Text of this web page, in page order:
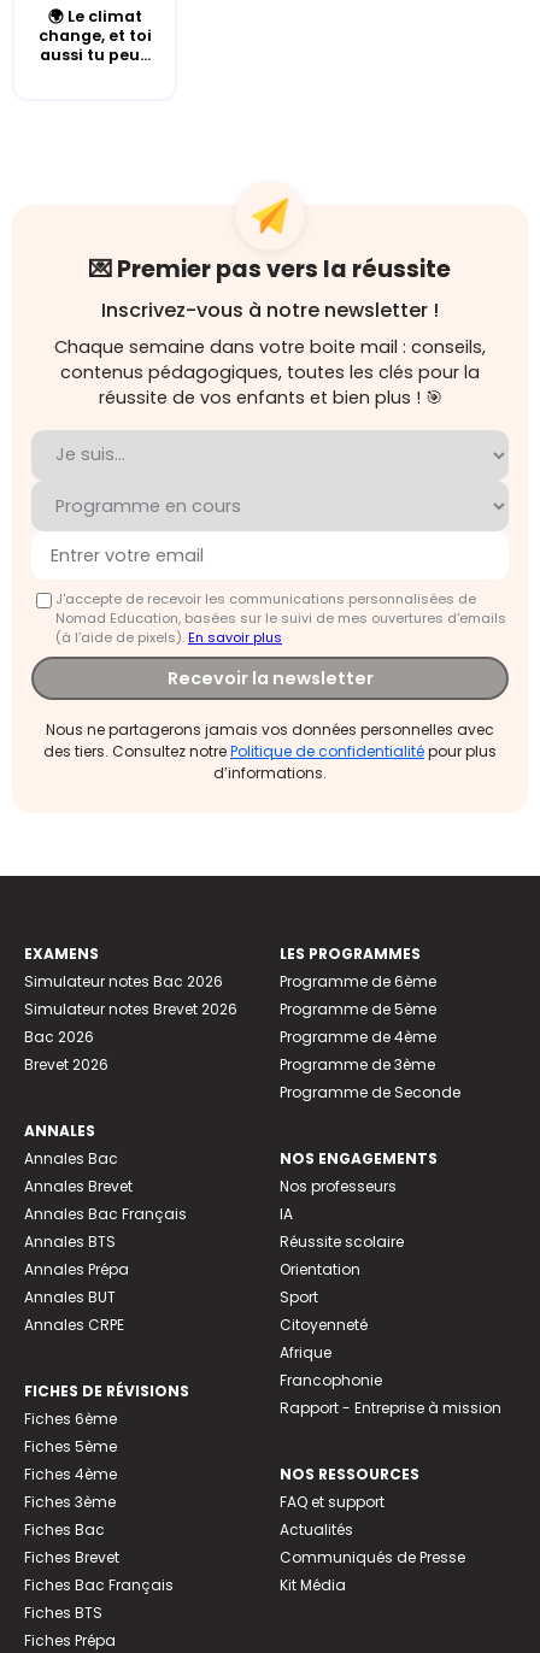
🌍 Le climat
change, et toi
aussi tu peu...
💌 Premier pas vers la réussite
Inscrivez-vous à notre newsletter !
Chaque semaine dans votre boite mail : conseils,
contenus pédagogiques, toutes les clés pour la
réussite de vos enfants et bien plus ! 🎯
J'accepte de recevoir les communications personnalisées de
Nomad Education, basées sur le suivi de mes ouvertures d'emails
(à l’aide de pixels).En savoir plus
Recevoir la newsletter
Nous ne partagerons jamais vos données personnelles avec
des tiers. Consultez notrePolitique de confidentialitépour plus
d’informations.
EXAMENS
Simulateur notes Bac 2026
Simulateur notes Brevet 2026
Bac 2026
Brevet 2026
ANNALES
Annales Bac
Annales Brevet
Annales Bac Français
Annales BTS
Annales Prépa
Annales BUT
Annales CRPE
FICHES DE RÉVISIONS
Fiches 6ème
Fiches 5ème
Fiches 4ème
Fiches 3ème
Fiches Bac
Fiches Brevet
Fiches Bac Français
Fiches BTS
Fiches Prépa
LES PROGRAMMES
Programme de 6ème
Programme de 5ème
Programme de 4ème
Programme de 3ème
Programme de Seconde
NOS ENGAGEMENTS
Nos professeurs
IA
Réussite scolaire
Orientation
Sport
Citoyenneté
Afrique
Francophonie
Rapport - Entreprise à mission
NOS RESSOURCES
FAQ et support
Actualités
Communiqués de Presse
Kit Média